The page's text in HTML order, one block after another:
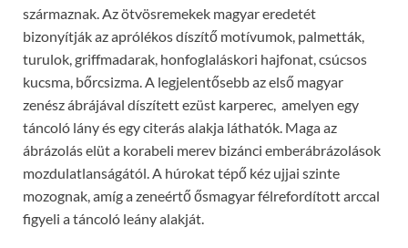
származnak. Az ötvösremekek magyar eredetét
bizonyítják az aprólékos díszítő motívumok, palmetták,
turulok, griffmadarak, honfoglaláskori hajfonat, csúcsos
kucsma, bőrcsizma. A legjelentősebb az első magyar
zenész ábrájával díszített ezüst karperec, amelyen egy
táncoló lány és egy citerás alakja láthatók. Maga az
ábrázolás elüt a korabeli merev bizánci emberábrázolások
mozdulatlanságától. A húrokat tépő kéz ujjai szinte
mozognak, amíg a zeneértő ősmagyar félrefordított arccal
figyeli a táncoló leány alakját.